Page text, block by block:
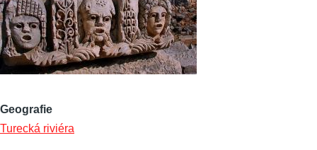
Geografie
Turecká riviéra